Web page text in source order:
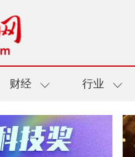
财经 行业